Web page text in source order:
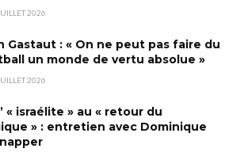
2026
Gastaut : « On ne peut pas faire du
un monde de vertu absolue »
2026
« israélite » au « retour du
» : entretien avec Dominique